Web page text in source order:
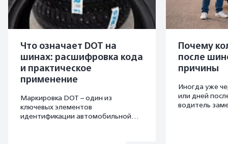
Что означает DOT на
шинах: расшифровка кода
и практическое
применение
Маркировка DOT – один из
ключевых элементов
идентификации автомобильной
Почему
после
причины
Иногда уже
или дней
водитель